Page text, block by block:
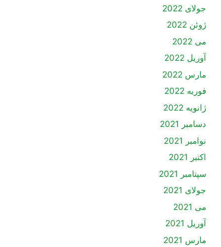
جولای 2022
ژوئن 2022
می 2022
آوریل 2022
مارس 2022
فوریه 2022
ژانویه 2022
دسامبر 2021
نوامبر 2021
اکتبر 2021
سپتامبر 2021
جولای 2021
می 2021
آوریل 2021
مارس 2021